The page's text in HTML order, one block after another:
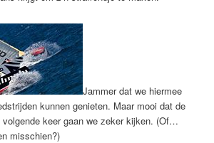
Jammer dat we hiermee
kunnen genieten. Maar mooi dat de
keer gaan we zeker kijken. (Of…
misschien?)